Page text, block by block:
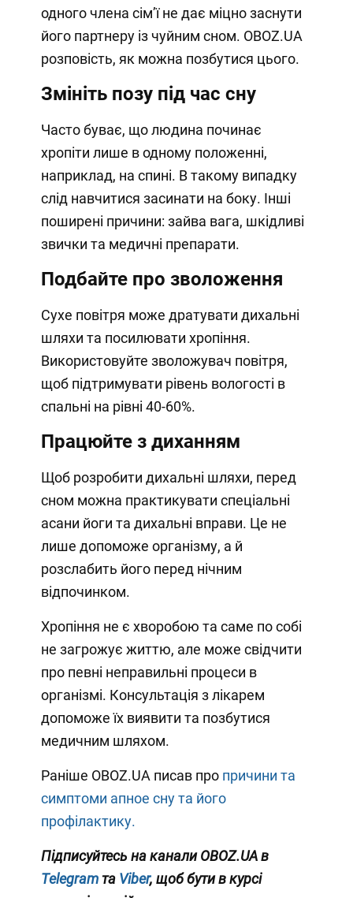
одного члена сімʼї не дає міцно заснути
його партнеру із чуйним сном. OBOZ.UA
розповість, як можна позбутися цього.
Змініть позу під час сну
Часто буває, що людина починає
хропіти лише в одному положенні,
наприклад, на спині. В такому випадку
слід навчитися засинати на боку. Інші
поширені причини: зайва вага, шкідливі
звички та медичні препарати.
Подбайте про зволоження
Сухе повітря може дратувати дихальні
шляхи та посилювати хропіння.
Використовуйте зволожувач повітря,
щоб підтримувати рівень вологості в
спальні на рівні 40-60%.
Працюйте з диханням
Щоб розробити дихальні шляхи, перед
сном можна практикувати спеціальні
асани йоги та дихальні вправи. Це не
лише допоможе організму, а й
розслабить його перед нічним
відпочинком.
Хропіння не є хворобою та саме по собі
не загрожує життю, але може свідчити
про певні неправильні процеси в
організмі. Консультація з лікарем
допоможе їх виявити та позбутися
медичним шляхом.
Раніше OBOZ.UA писав про причини та
симптоми апное сну та його
профілактику.
Підписуйтесь на канали OBOZ.UA в
Telegram та Viber, щоб бути в курсі